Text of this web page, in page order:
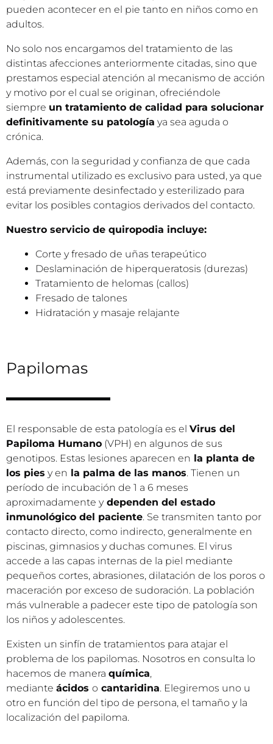
pueden acontecer en el pie tanto en niños como en
adultos.
No solo nos encargamos del tratamiento de las
distintas afecciones anteriormente citadas, sino que
prestamos especial atención al mecanismo de acción
y motivo por el cual se originan, ofreciéndole
siempre un tratamiento de calidad para solucionar
definitivamente su patología ya sea aguda o
crónica.
Además, con la seguridad y confianza de que cada
instrumental utilizado es exclusivo para usted, ya que
está previamente desinfectado y esterilizado para
evitar los posibles contagios derivados del contacto.
Nuestro servicio de quiropodia incluye:
Corte y fresado de uñas terapeútico
Deslaminación de hiperqueratosis (durezas)
Tratamiento de helomas (callos)
Fresado de talones
Hidratación y masaje relajante
Papilomas
El responsable de esta patología es el Virus del
Papiloma Humano (VPH) en algunos de sus
genotipos. Estas lesiones aparecen en la planta de
los pies y en la palma de las manos. Tienen un
período de incubación de 1 a 6 meses
aproximadamente ydependen del estado
inmunológico del paciente. Se transmiten tanto por
contacto directo, como indirecto, generalmente en
piscinas, gimnasios y duchas comunes. El virus
accede a las capas internas de la piel mediante
pequeños cortes, abrasiones, dilatación de los poros o
maceración por exceso de sudoración. La población
más vulnerable a padecer este tipo de patología son
los niños y adolescentes.
Existen un sinfín de tratamientos para atajar el
problema de los papilomas. Nosotros en consulta lo
hacemos de manera química,
mediante ácidos o cantaridina. Elegiremos uno u
otro en función del tipo de persona, el tamaño y la
localización del papiloma.